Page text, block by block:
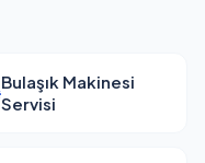
Bulaşık Makinesi
Servisi